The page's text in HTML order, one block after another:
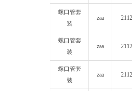
螺口管套
装
zaa
螺口管套
装
zaa
螺口管套
装
zaa